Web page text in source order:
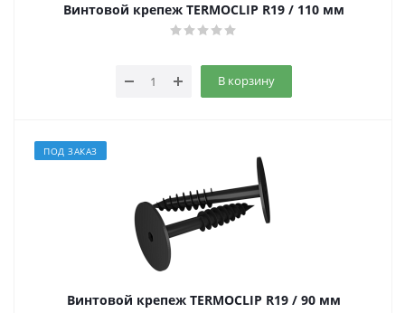
Винтовой крепеж TERMOCLIP R19 / 110 мм
В корзину
ПОД ЗАКАЗ
Винтовой крепеж TERMOCLIP R19 / 90 мм